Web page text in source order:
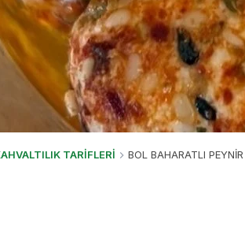
TARİFLERİ BOL BAHARATLI